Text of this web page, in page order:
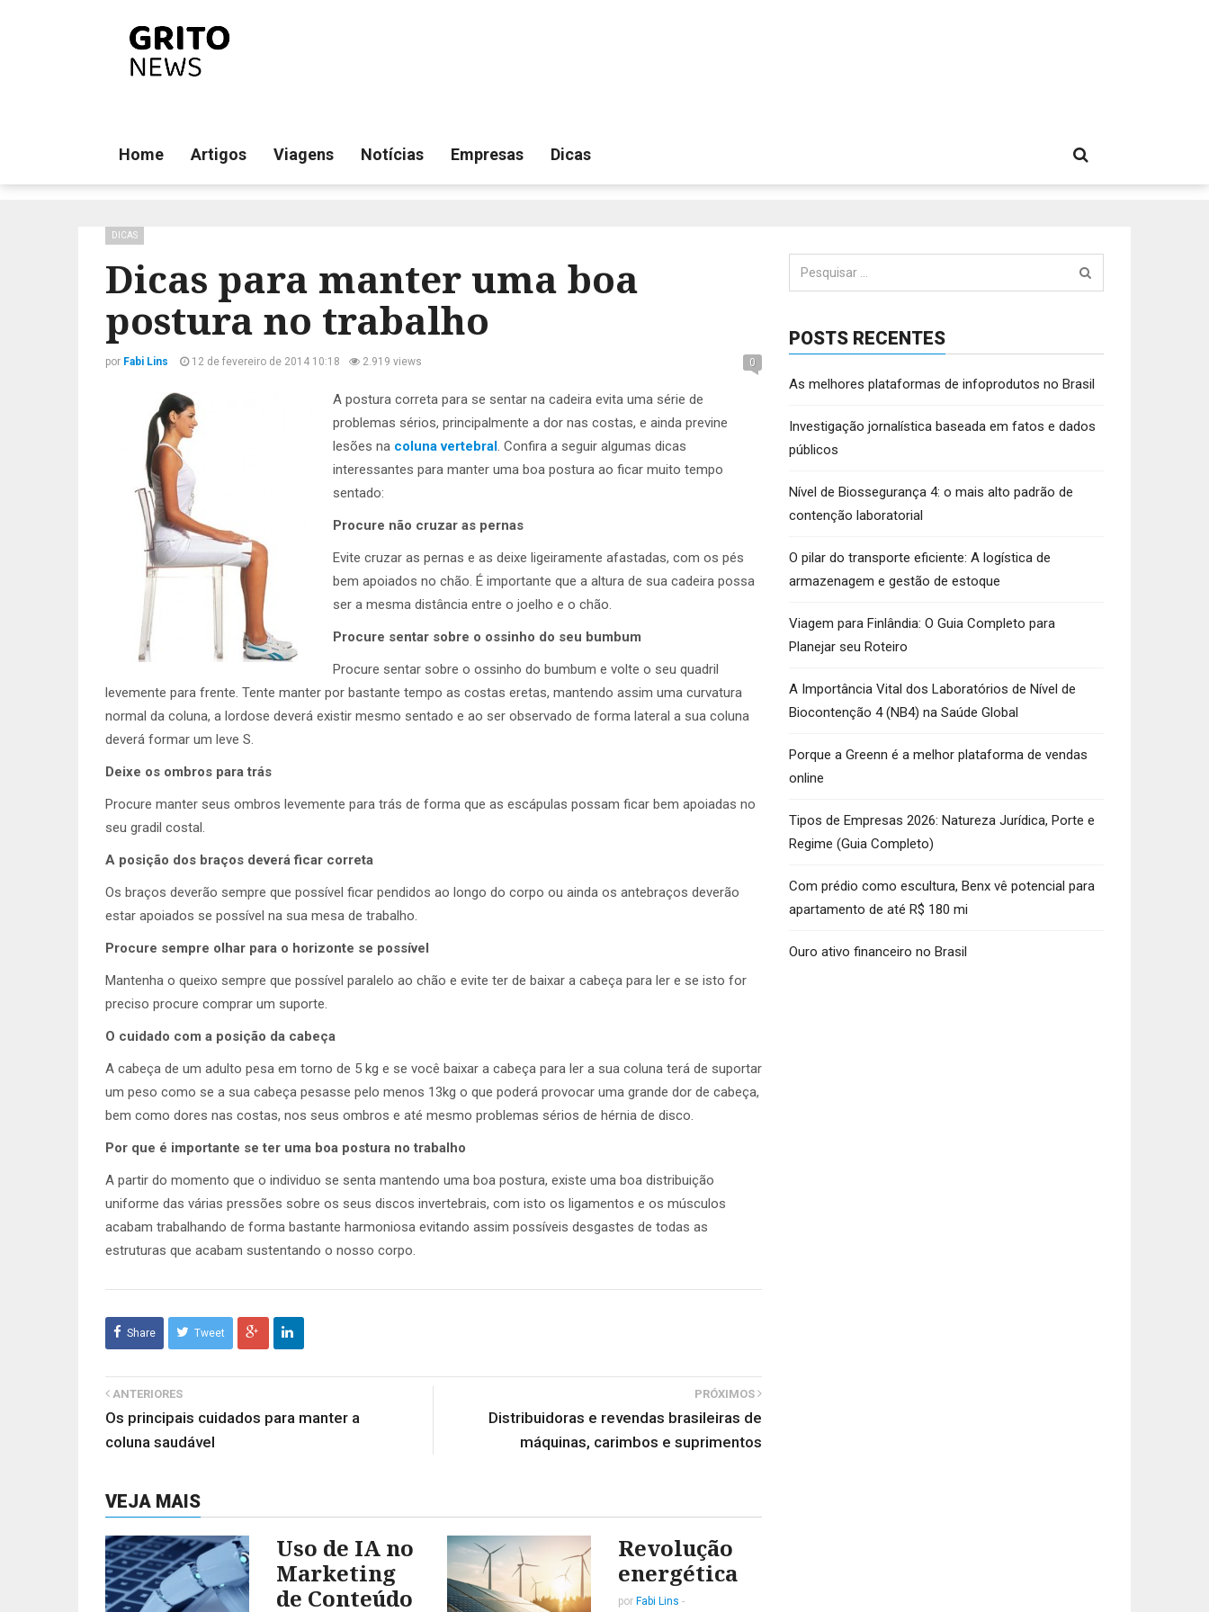
Home Artigos Viagens Notícias Empresas Dicas
Dicas para manter uma boa
postura no trabalho
DICAS
por Fabi Lins 12 de fevereiro de 2014 10:18 2.919 views 0
A postura correta para se sentar na cadeira evita uma série de
problemas sérios, principalmente a dor nas costas, e ainda previne
lesões na coluna vertebral. Confira a seguir algumas dicas
interessantes para manter uma boa postura ao ficar muito tempo
sentado:
Procure não cruzar as pernas
Evite cruzar as pernas e as deixe ligeiramente afastadas, com os pés
bem apoiados no chão. É importante que a altura de sua cadeira possa
ser a mesma distância entre o joelho e o chão.
Procure sentar sobre o ossinho do seu bumbum
Procure sentar sobre o ossinho do bumbum e volte o seu quadril
levemente para frente. Tente manter por bastante tempo as costas eretas, mantendo assim uma curvatura
normal da coluna, a lordose deverá existir mesmo sentado e ao ser observado de forma lateral a sua coluna
deverá formar um leve S.
Deixe os ombros para trás
Procure manter seus ombros levemente para trás de forma que as escápulas possam ficar bem apoiadas no
seu gradil costal.
A posição dos braços deverá ficar correta
Os braços deverão sempre que possível ficar pendidos ao longo do corpo ou ainda os antebraços deverão
estar apoiados se possível na sua mesa de trabalho.
Procure sempre olhar para o horizonte se possível
Mantenha o queixo sempre que possível paralelo ao chão e evite ter de baixar a cabeça para ler e se isto for
preciso procure comprar um suporte.
O cuidado com a posição da cabeça
A cabeça de um adulto pesa em torno de 5 kg e se você baixar a cabeça para ler a sua coluna terá de suportar
um peso como se a sua cabeça pesasse pelo menos 13kg o que poderá provocar uma grande dor de cabeça,
bem como dores nas costas, nos seus ombros e até mesmo problemas sérios de hérnia de disco.
Por que é importante se ter uma boa postura no trabalho
A partir do momento que o individuo se senta mantendo uma boa postura, existe uma boa distribuição
uniforme das várias pressões sobre os seus discos invertebrais, com isto os ligamentos e os músculos
acabam trabalhando de forma bastante harmoniosa evitando assim possíveis desgastes de todas as
estruturas que acabam sustentando o nosso corpo.
Share Tweet
ANTERIORES
Os principais cuidados para manter a
coluna saudável
PRÓXIMOS
Distribuidoras e revendas brasileiras de
máquinas, carimbos e suprimentos
VEJA MAIS
Uso de IA no
Marketing
de Conteúdo
Revolução
energética
por Fabi Lins -
Pesquisar
por:
POSTS RECENTES
As melhores plataformas de infoprodutos no Brasil
Investigação jornalística baseada em fatos e dados
públicos
Nível de Biossegurança 4: o mais alto padrão de
contenção laboratorial
O pilar do transporte eficiente: A logística de
armazenagem e gestão de estoque
Viagem para Finlândia: O Guia Completo para
Planejar seu Roteiro
A Importância Vital dos Laboratórios de Nível de
Biocontenção 4 (NB4) na Saúde Global
Porque a Greenn é a melhor plataforma de vendas
online
Tipos de Empresas 2026: Natureza Jurídica, Porte e
Regime (Guia Completo)
Com prédio como escultura, Benx vê potencial para
apartamento de até R$ 180 mi
Ouro ativo financeiro no Brasil